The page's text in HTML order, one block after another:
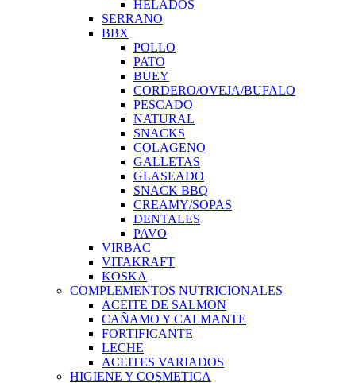
HELADOS
SERRANO
BBX
POLLO
PATO
BUEY
CORDERO/OVEJA/BUFALO
PESCADO
NATURAL
SNACKS
COLAGENO
GALLETAS
GLASEADO
SNACK BBQ
CREAMY/SOPAS
DENTALES
PAVO
VIRBAC
VITAKRAFT
KOSKA
COMPLEMENTOS NUTRICIONALES
ACEITE DE SALMON
CAÑAMO Y CALMANTE
FORTIFICANTE
LECHE
ACEITES VARIADOS
HIGIENE Y COSMETICA